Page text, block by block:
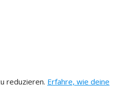
reduzieren. Erfahre, wie deine